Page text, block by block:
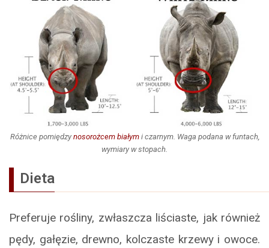
Różnice pomiędzy nosorożcem białymi czarnym. Waga podana w funtach,
wymiary w stopach.
Dieta
Preferuje rośliny, zwłaszcza liściaste, jak również
pędy, gałęzie, drewno, kolczaste krzewy i owoce.